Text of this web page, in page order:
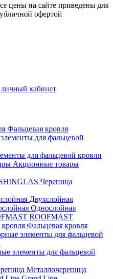
цены на сайте приведены для
офертой
кабинет
Фальцевая кровля
для фальцевой кровли
Акционные товары
Черепица
Двухслойная
Однослойная
ROOFMAST
Фальцевая кровля
элементы для фальцевой
Металлочерепица